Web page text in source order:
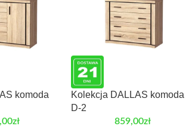
komoda
zł
Kolekcja DALLAS komoda
D-2
859,00zł